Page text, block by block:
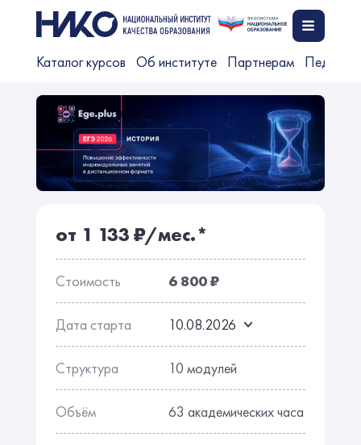
Каталог курсов Об институте Партнерам
от 1 133 ₽/мес.*
Стоимость 6 800 ₽
Дата старта 10.08.2026
Структура 10 модулей
Объём 63 академических часа